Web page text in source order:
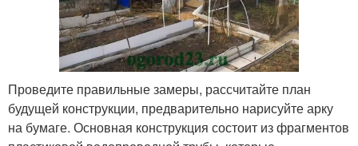
Проведите правильные замеры, рассчитайте план
будущей конструкции, предварительно нарисуйте арку
на бумаге. Основная конструкция состоит из фрагментов